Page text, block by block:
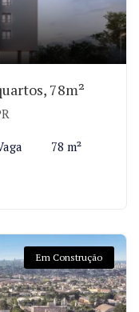
78m²
78 m²
Em Construção